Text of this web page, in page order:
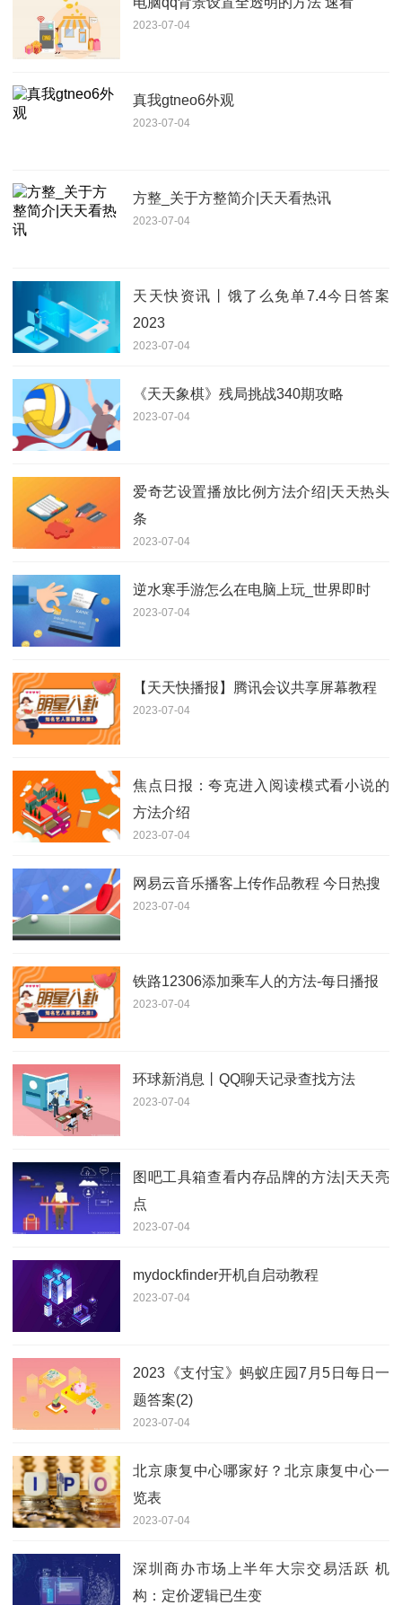
2023-07-04
真我gtneo6外观
2023-07-04
方整_关于方整简介|天天看热讯
2023-07-04
天天快资讯丨饿了么免单7.4今日答案
2023
2023-07-04
《天天象棋》残局挑战340期攻略
2023-07-04
爱奇艺设置播放比例方法介绍|天天热头
条
2023-07-04
逆水寒手游怎么在电脑上玩_世界即时
2023-07-04
【天天快播报】腾讯会议共享屏幕教程
2023-07-04
焦点日报：夸克进入阅读模式看小说的
方法介绍
2023-07-04
网易云音乐播客上传作品教程 今日热搜
2023-07-04
铁路12306添加乘车人的方法-每日播报
2023-07-04
环球新消息丨QQ聊天记录查找方法
2023-07-04
图吧工具箱查看内存品牌的方法|天天亮
点
2023-07-04
mydockfinder开机自启动教程
2023-07-04
2023《支付宝》蚂蚁庄园7月5日每日一
题答案(2)
2023-07-04
北京康复中心哪家好？北京康复中心一
览表
2023-07-04
深圳商办市场上半年大宗交易活跃 机
构：定价逻辑已生变